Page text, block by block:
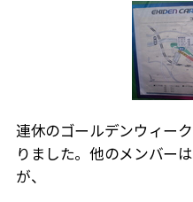
連休のゴールデンウィー
りました。他のメンバー
が、